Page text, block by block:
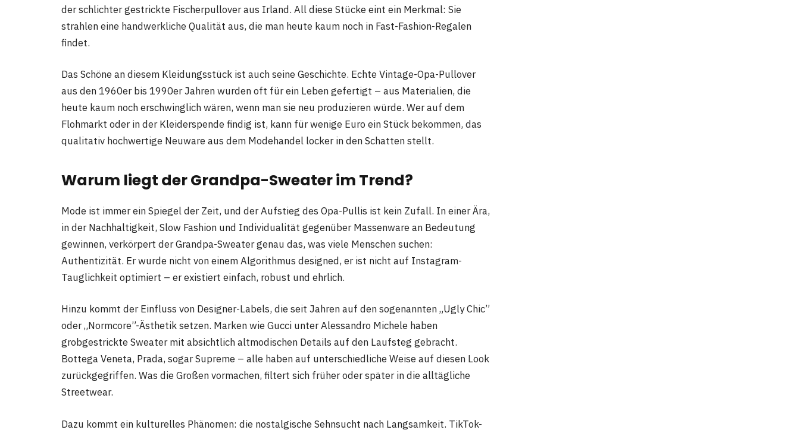
der schlichter gestrickte Fischerpullover aus Irland. All diese Stücke eint ein Merkmal: Sie
strahlen eine handwerkliche Qualität aus, die man heute kaum noch in Fast-Fashion-Regalen
findet.
Das Schöne an diesem Kleidungsstück ist auch seine Geschichte. Echte Vintage-Opa-Pullover
aus den 1960er bis 1990er Jahren wurden oft für ein Leben gefertigt – aus Materialien, die
heute kaum noch erschwinglich wären, wenn man sie neu produzieren würde. Wer auf dem
Flohmarkt oder in der Kleiderspende findig ist, kann für wenige Euro ein Stück bekommen, das
qualitativ hochwertige Neuware aus dem Modehandel locker in den Schatten stellt.
Warum liegt der Grandpa-Sweater im Trend?
Mode ist immer ein Spiegel der Zeit, und der Aufstieg des Opa-Pullis ist kein Zufall. In einer Ära,
in der Nachhaltigkeit, Slow Fashion und Individualität gegenüber Massenware an Bedeutung
gewinnen, verkörpert der Grandpa-Sweater genau das, was viele Menschen suchen:
Authentizität. Er wurde nicht von einem Algorithmus designed, er ist nicht auf Instagram-
Tauglichkeit optimiert – er existiert einfach, robust und ehrlich.
Hinzu kommt der Einfluss von Designer-Labels, die seit Jahren auf den sogenannten „Ugly Chic”
oder „Normcore”-Ästhetik setzen. Marken wie Gucci unter Alessandro Michele haben
grobgestrickte Sweater mit absichtlich altmodischen Details auf den Laufsteg gebracht.
Bottega Veneta, Prada, sogar Supreme – alle haben auf unterschiedliche Weise auf diesen Look
zurückgegriffen. Was die Großen vormachen, filtert sich früher oder später in die alltägliche
Streetwear.
Dazu kommt ein kulturelles Phänomen: die nostalgische Sehnsucht nach Langsamkeit. TikTok-